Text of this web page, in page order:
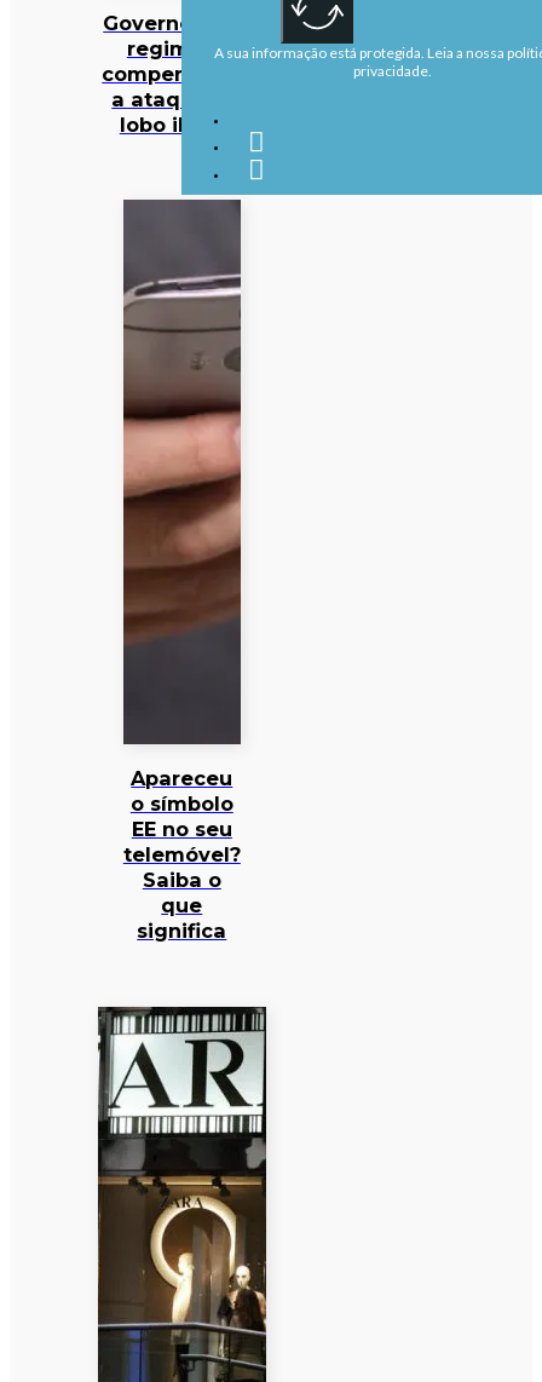
Governo altera
regime de
compensações
a ataques de
lobo ibérico
Apareceu
o símbolo
EE no seu
telemóvel?
Saiba o
que
significa
A sua informação está protegida. Leia a nossa
privacidade.